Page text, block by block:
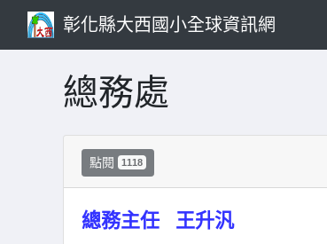
彰化縣大西國小全球資訊網
總務處
點閱 1118
總務主任 王升汎